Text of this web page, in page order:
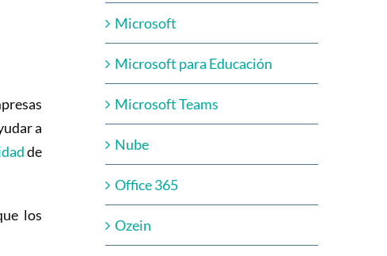
a
de
los
Microsoft
Microsoft para Educación
Microsoft Teams
Nube
Office 365
Ozein